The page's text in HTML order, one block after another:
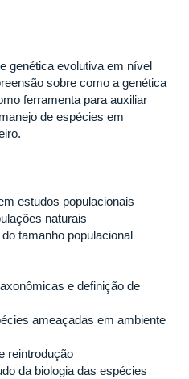
genética evolutiva em nível
sobre como a genética
ferramenta para auxiliar
de espécies em
estudos populacionais
naturais
tamanho populacional
e definição de
ameaçadas em ambiente
reintrodução
da biologia das espécies